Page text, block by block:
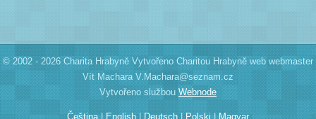
© 2002 - 2026 Charita Hrabyně Vytvořeno Charitou Hrabyně web webmaster
Vít Machara V.Machara@seznam.cz
Vytvořeno službou Webnode
Čeština| English Deutsch Polski | Magyar